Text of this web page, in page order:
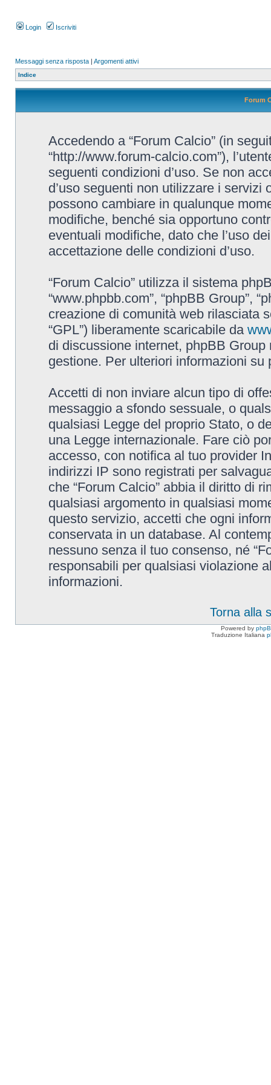
Login Iscriviti
Messaggi senza risposta | Argomenti attivi
Indice
Forum
Accedendo a “Forum Calcio” (in
“http://www.forum-calcio.com”),
seguenti condizioni d’uso. Se non
d’uso seguenti non utilizzare i servizi
possono cambiare in qualunque
modifiche, benché sia opportuno
eventuali modifiche, dato che l’uso
accettazione delle condizioni d’uso.
“Forum Calcio” utilizza il sistema
“www.phpbb.com”, “phpBB Group”,
creazione di comunità web rilasciata
“GPL”) liberamente scaricabile da
di discussione internet, phpBB
gestione. Per ulteriori informazioni
Accetti di non inviare alcun tipo di
messaggio a sfondo sessuale, o
qualsiasi Legge del proprio Stato, o
una Legge internazionale. Fare ciò
accesso, con notifica al tuo provider
indirizzi IP sono registrati per
che “Forum Calcio” abbia il diritto di
qualsiasi argomento in qualsiasi
questo servizio, accetti che ogni
conservata in un database. Al
nessuno senza il tuo consenso, né
responsabili per qualsiasi violazione
informazioni.
Torna alla
Powered by
Traduzione Italiana